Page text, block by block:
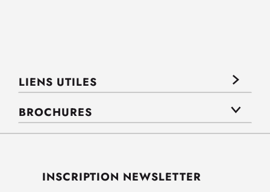
LIENS UTILES
BROCHURES
INSCRIPTION NEWSLETTER